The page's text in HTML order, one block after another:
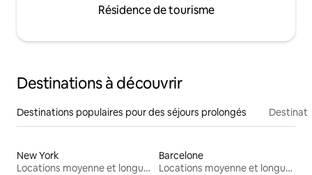
Résidence de tourisme
Destinations à découvrir
Destinations populaires pour des séjours prolongés
New York
Locations moyenne et longue durée
Barcelone
Locations moyenne et longue durée